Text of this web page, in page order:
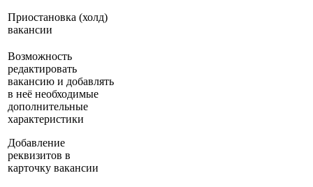
Приостановка (холд)
вакансии
Возможность
редактировать
вакансию и добавлять
в неё необходимые
дополнительные
характеристики
Добавление
реквизитов в
карточку вакансии